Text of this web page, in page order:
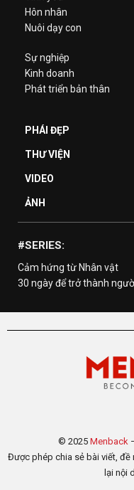
Hôn nhân
Nuôi dạy con
Sự nghiệp
Kinh doanh
Phát triển bản thân
PHÁI ĐẸP
THƯ VIỆN
VIDEO
ẢNH
#SERIES:
Cảm hứng từ Nhân vật
30 ngày để trở thành
© 2025 Menback
Được phép chia sẻ bài viết, đề
lại nội